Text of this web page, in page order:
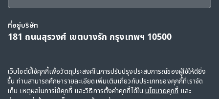
ที่อยู่บริษัท
181 ถนนสุรวงศ์ เขตบางรัก กรุงเทพฯ 10500
สงวนลิขสิทธิ์ © 2568, กลุ่มบริษัทเอไอเอ และบริษัทในเครือ ขอสงวนสิทธิ์ทั้งหมดตาม
กฎหมาย
เว็บไซต์นี้ใช้คุกกี้เพื่อวัตถุประสงค์ในการปรับปรุงประสบการณ์ของผู้ใช้ให้ดียิ่ง
ขึ้น ท่านสามารถศึกษารายละเอียดเพิ่มเติมเกี่ยวกับประเภทของคุกกี้ที่เราจัด
เก็บ เหตุผลในการใช้คุกกี้ และวิธีการตั้งค่าคุกกี้ได้ใน นโยบายคุกกี้และ